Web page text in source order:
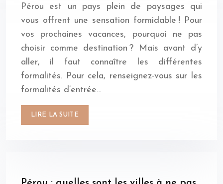
Pérou est un pays plein de paysages qui
vous offrent une sensation formidable ! Pour
vos prochaines vacances, pourquoi ne pas
choisir comme destination ? Mais avant d’y
aller, il faut connaître les différentes
formalités. Pour cela, renseignez-vous sur les
formalités d’entrée…
LIRE LA SUITE